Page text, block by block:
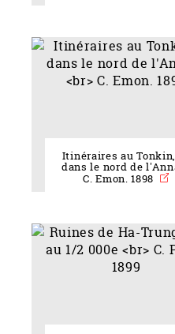
Itinéraires au
dans le nord de
C. Emon. 1898